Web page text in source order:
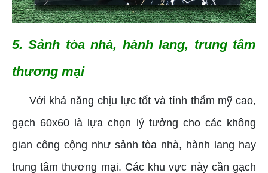
5. Sảnh tòa nhà, hành lang, trung tâm
thương mại
Với khả năng chịu lực tốt và tính thẩm mỹ cao,
gạch 60x60 là lựa chọn lý tưởng cho các không
gian công cộng như sảnh tòa nhà, hành lang hay
trung tâm thương mại. Các khu vực này cần gạch